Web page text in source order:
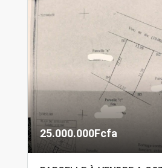
25.000.000Fcfa